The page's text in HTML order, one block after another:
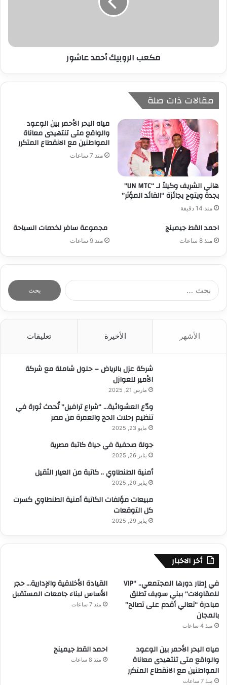
مكعب الروبيك أحمد عاشور
مقالات ذات صلة
هاني الشريف وكيلاً لـ “UN MTC”
بجدة ويتوج بجائزة “القائد المؤثر”
منذ 14 دقيقة
مياه البحر الأحمر بين الوعود
والواقع متى تنتهيدى معاناة
المواطنين مع الانقطاع المتكرر
منذ 7 ساعات
احمد القط جيمينج
منذ 8 ساعات
مجموعة سافر لخدمات السياحة
منذ 9 ساعات
الأشهر الأخيرة تعليقات
شركة عزل بالرياض – حلول شاملة مع شركة
الأمير للعوازل
مارس 21, 2025
ودّع العشوائية… “شراع ترافيل” تُحدث ثورة في
تنظيم رحلات الحج والعمرة من مصر
مايو 23, 2025
جولة صحفية في حياة كاتبة مصرية
يناير 26, 2025
أمنية الطنطاوي .. كاتبة من العيار الثقيل
يناير 20, 2025
مبيعات مؤلفات الكاتبة أمنية الطنطاوي كسرت
كل التوقعات
يناير 29, 2025
أخر الاخبار
في إطار دورها المجتمعي.. “VIP
للمقاولات” ببني سويف تطلق
مبادرة “تعالي أقدم على تصالح”
بالمجان
منذ 4 ساعات
القيادة الأخلاقية والإدارية… حجر
الأساس لبناء جامعات المستقبل
منذ 7 ساعات
مياه البحر الأحمر بين الوعود
والواقع متى تنتهيدى معاناة
المواطنين مع الانقطاع المتكرر
منذ 7 ساعات
احمد القط جيمينج
منذ 8 ساعات